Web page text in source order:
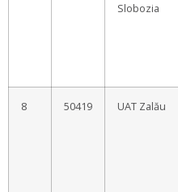
Slobozia
8 50419 UAT Zalău